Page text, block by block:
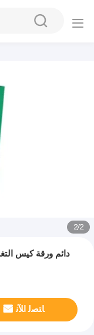
1/2
دائم ورقة كيس
ﺎﺘﺼﻟ ﺍﻶﻧ